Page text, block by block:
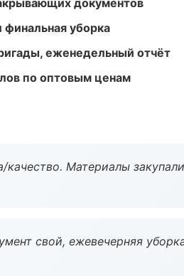
документов
финальная уборка
еженедельный отчёт
по оптовым ценам
качество. Материалы
свой, ежевечерняя